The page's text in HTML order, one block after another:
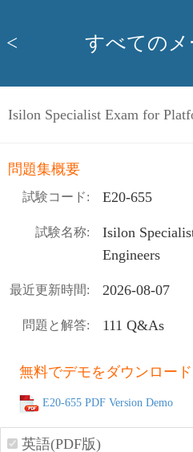
< すべてのメ
Isilon Specialist Exam for
問題集概要
試験コード: E20-655
試験名称:
Isilon
Engineers
最近更新時間: 2026-08-07
問題と解答: 111 Q&As
無料でデモをダウンロード
E20-655 PDF Version Demo
英語(PDF版)